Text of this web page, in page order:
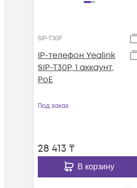
SIP-T30P
IP-телефон Yealink
SIP-T30P, 1 аккаунт,
PoE
Под заказ
28 413 ₸
В корзину